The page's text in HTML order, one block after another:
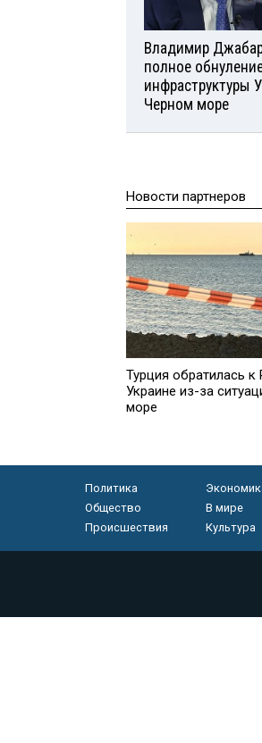
Владимир
полное
инфраструктуры
Черном море
Новости партнеров
Турция обратилась к
Украине из-за
море
Политика
Общество
В мире
Происшествия
Культура
Федеральной службе по надзору в